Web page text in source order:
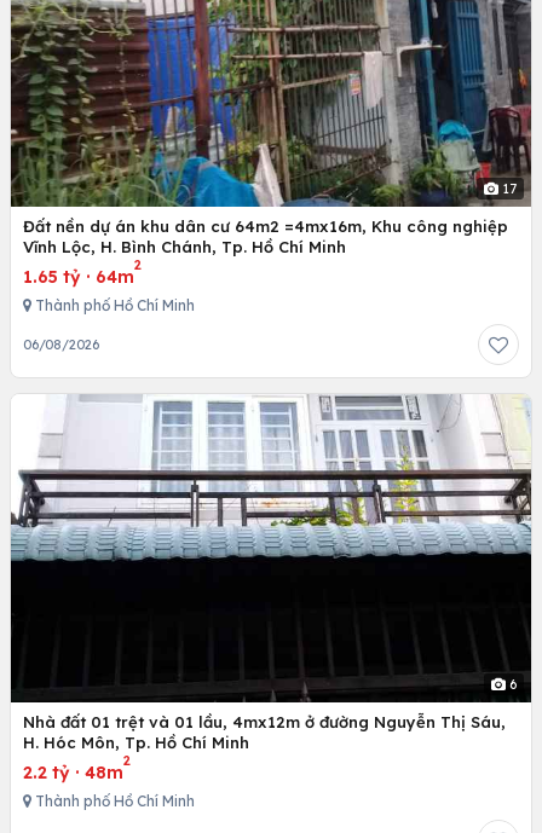
17
Đất nền dự án khu dân cư 64m2 =4mx16m, Khu công nghiệp
Vĩnh Lộc, H. Bình Chánh, Tp. Hồ Chí Minh
1.65 tỷ · 64m
2
Thành phố Hồ Chí Minh
06/08/2026
6
Nhà đất 01 trệt và 01 lầu, 4mx12m ở đường Nguyễn Thị Sáu,
H. Hóc Môn, Tp. Hồ Chí Minh
2.2 tỷ · 48m
2
Thành phố Hồ Chí Minh